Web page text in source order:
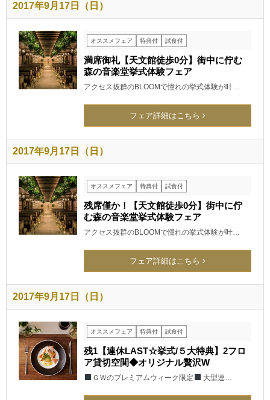
2017年9月17日（日）
オススメフェア 特典付 試食付
満席御礼【天文館徒歩0分】街中に佇む
森の音楽堂挙式体験フェア
アクセス抜群のBLOOMで憧れの挙式体験が叶…
フェア詳細はこちら
2017年9月17日（日）
オススメフェア 特典付 試食付
残席僅か！【天文館徒歩0分】街中に佇
む森の音楽堂挙式体験フェア
アクセス抜群のBLOOMで憧れの挙式体験が叶…
フェア詳細はこちら
2017年9月17日（日）
オススメフェア 特典付 試食付
残1【連休LAST☆挙式/５大特典】2フロ
ア貸切空間◆オリジナル贅沢W
ＧＷのプレミアムウィーク限定 大型連…